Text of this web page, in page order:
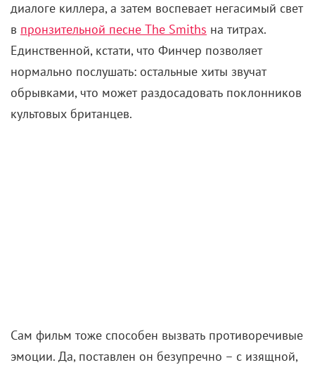
диалоге киллера, а затем воспевает негасимый свет
в пронзительной песне The Smiths на титрах.
Единственной, кстати, что Финчер позволяет
нормально послушать: остальные хиты звучат
обрывками, что может раздосадовать поклонников
культовых британцев.
Сам фильм тоже способен вызвать противоречивые
эмоции. Да, поставлен он безупречно – с изящной,